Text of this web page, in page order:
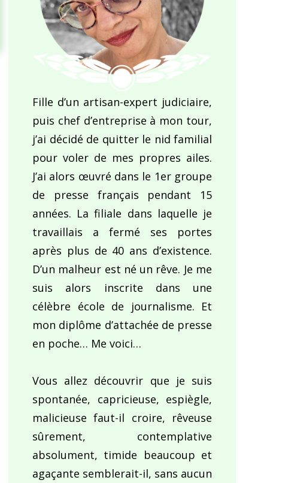
Fille d’un artisan-expert judiciaire,
puis chef d’entreprise à mon tour,
j’ai décidé de quitter le nid familial
pour voler de mes propres ailes.
J’ai alors œuvré dans le 1er groupe
de presse français pendant 15
années. La filiale dans laquelle je
travaillais a fermé ses portes
après plus de 40 ans d’existence.
D’un malheur est né un rêve. Je me
suis alors inscrite dans une
célèbre école de journalisme. Et
mon diplôme d’attachée de presse
en poche… Me voici…
Vous allez découvrir que je suis
spontanée, capricieuse, espiègle,
malicieuse faut-il croire, rêveuse
sûrement, contemplative
absolument, timide beaucoup et
agaçante semblerait-il, sans aucun